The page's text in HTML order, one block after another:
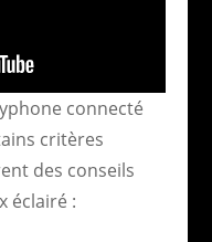
connecté
critères
des conseils
éclairé :